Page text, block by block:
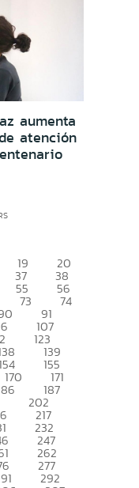
aumenta
atención
19 20
37 38
55 56
73 74
91
107
123
139
155
170 171
187
202
217
232
247
262
277
292